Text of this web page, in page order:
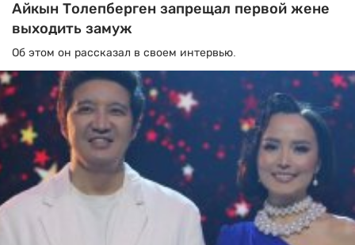
Айкын Толепберген запрещал первой жене
выходить замуж
Об этом он рассказал в своем интервью.